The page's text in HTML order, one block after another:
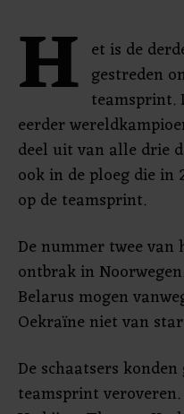
H et is de
gestreden
teamsprint.
eerder
deel uit van alle drie
ook in de ploeg die in
op de teamsprint.
De nummer twee van
ontbrak in
Belarus mogen
Oekraïne niet van
De schaatsers
teamsprint